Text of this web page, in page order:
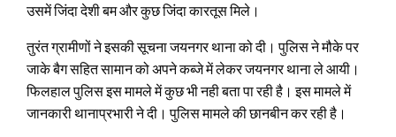
उसमें जिंदा देशी बम और कुछ जिंदा कारतूस मिले।
तुरंत ग्रामीणों ने इसकी सूचना जयनगर थाना को दी। पुलिस ने मौके पर
जाके बैग सहित सामान को अपने कब्जे में लेकर जयनगर थाना ले आयी।
फिलहाल पुलिस इस मामले में कुछ भी नही बता पा रही है। इस मामले में
जानकारी थानाप्रभारी ने दी। पुलिस मामले की छानबीन कर रही है।